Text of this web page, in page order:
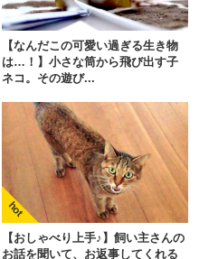
【なんだこの可愛い過ぎる生き物
は…！】小さな筒から飛び出す子
ネコ。その遊び...
【おしゃべり上手♪】飼い主さんの
お話を聞いて、お返事してくれる
閉じる
pecocats
ねこ部をフォロー
開く